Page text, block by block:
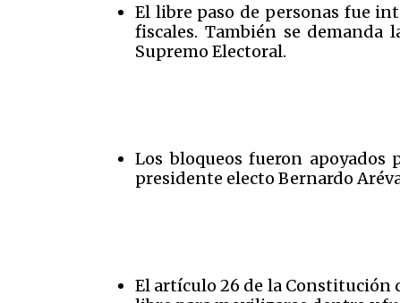
El libre paso de personas fue
fiscales. También se
Supremo Electoral.
Los bloqueos fueron
presidente electo Bernardo
El artículo 26 de la Constitución